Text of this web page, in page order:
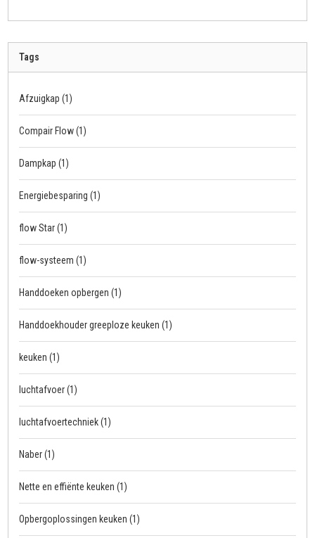
Tags
Afzuigkap(1)
Compair Flow(1)
Dampkap(1)
Energiebesparing(1)
flow Star(1)
flow-systeem(1)
Handdoeken opbergen(1)
Handdoekhouder greeploze keuken(1)
keuken(1)
luchtafvoer(1)
luchtafvoertechniek(1)
Naber(1)
Nette en effiënte keuken(1)
Opbergoplossingen keuken(1)